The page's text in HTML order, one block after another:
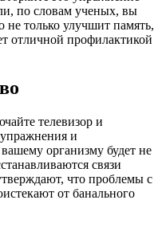
по словам ученых, вы
не только улучшит память,
отличной профилактикой
телевизор и
и
организму будет не
связи
что проблемы с
от банального